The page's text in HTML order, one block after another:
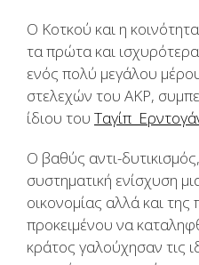
Ο Κοτκού και η
τα πρώτα και
ενός πολύ μεγάλου
στελεχών του ΑΚΡ,
ίδιου του Ταγίπ
Ο βαθύς αντι-
συστηματική ενίσχυση
οικονομίας αλλά και της
προκειμένου να
κράτος γαλούχησαν τις